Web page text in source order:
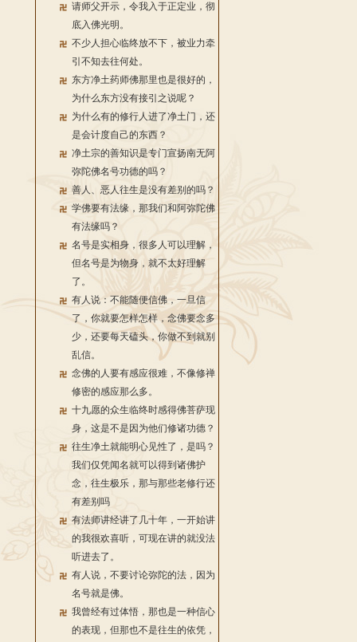
请师父开示，令我入于正定业，彻
底入佛光明。
不少人担心临终放不下，被业力牵
引不知去往何处。
东方净土药师佛那里也是很好的，
为什么东方没有接引之说呢？
为什么有的修行人进了净土门，还
是会计度自己的东西？
净土宗的善知识是专门宣扬南无阿
弥陀佛名号功德的吗？
善人、恶人往生是没有差别的吗？
学佛要有法缘，那我们和阿弥陀佛
有法缘吗？
名号是实相身，很多人可以理解，
但名号是为物身，就不太好理解
了。
有人说：不能随便信佛，一旦信
了，你就要怎样怎样，念佛要念多
少，还要每天磕头，你做不到就别
乱信。
念佛的人要有感应很难，不像修禅
修密的感应那么多。
十九愿的众生临终时感得佛菩萨现
身，这是不是因为他们修诸功德？
往生净土就能明心见性了，是吗？
我们仅凭闻名就可以得到诸佛护
念，往生极乐，那与那些老修行还
有差别吗
有法师讲经讲了几十年，一开始讲
的我很欢喜听，可现在讲的就没法
听进去了。
有人说，不要讨论弥陀的法，因为
名号就是佛。
我曾经有过体悟，那也是一种信心
的表现，但那也不是往生的依凭，